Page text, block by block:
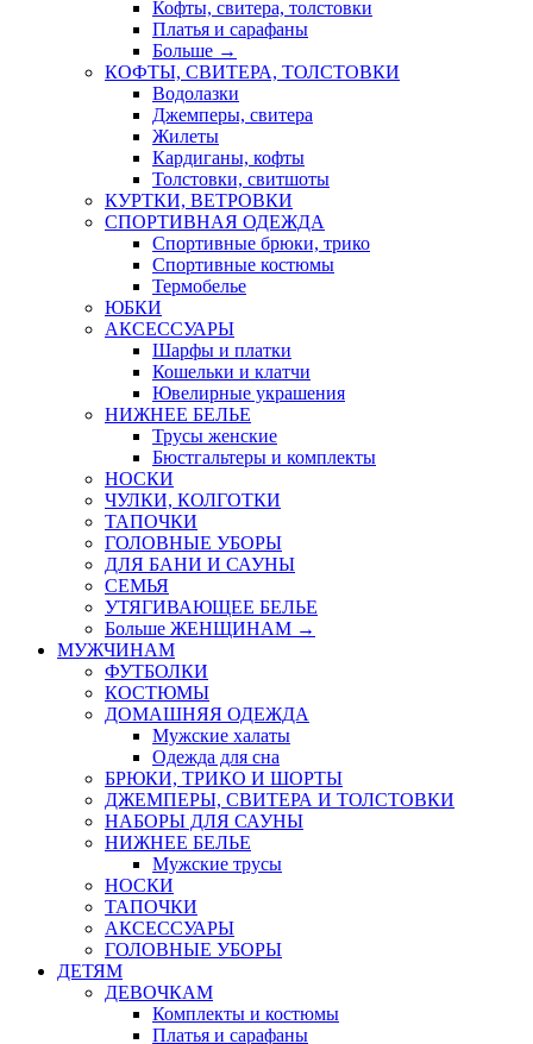
Кофты, свитера, толстовки
Платья и сарафаны
Больше →
КОФТЫ, СВИТЕРА, ТОЛСТОВКИ
Водолазки
Джемперы, свитера
Жилеты
Кардиганы, кофты
Толстовки, свитшоты
КУРТКИ, ВЕТРОВКИ
СПОРТИВНАЯ ОДЕЖДА
Спортивные брюки, трико
Спортивные костюмы
Термобелье
ЮБКИ
AКСЕССУАРЫ
Шарфы и платки
Кошельки и клатчи
Ювелирные украшения
НИЖНЕЕ БЕЛЬЕ
Трусы женские
Бюстгальтеры и комплекты
НОСКИ
ЧУЛКИ, КОЛГОТКИ
ТАПОЧКИ
ГОЛОВНЫЕ УБОРЫ
ДЛЯ БАНИ И САУНЫ
СЕМЬЯ
УТЯГИВАЮЩЕЕ БЕЛЬЕ
Больше ЖЕНЩИНАМ →
МУЖЧИНАМ
ФУТБОЛКИ
КОСТЮМЫ
ДОМАШНЯЯ ОДЕЖДА
Мужские халаты
Одежда для сна
БРЮКИ, ТРИКО И ШОРТЫ
ДЖЕМПЕРЫ, СВИТЕРА И ТОЛСТОВКИ
НАБОРЫ ДЛЯ САУНЫ
НИЖНЕЕ БЕЛЬЕ
Мужские трусы
НОСКИ
ТАПОЧКИ
АКСЕССУАРЫ
ГОЛОВНЫЕ УБОРЫ
ДЕТЯМ
ДЕВОЧКАМ
Комплекты и костюмы
Платья и сарафаны